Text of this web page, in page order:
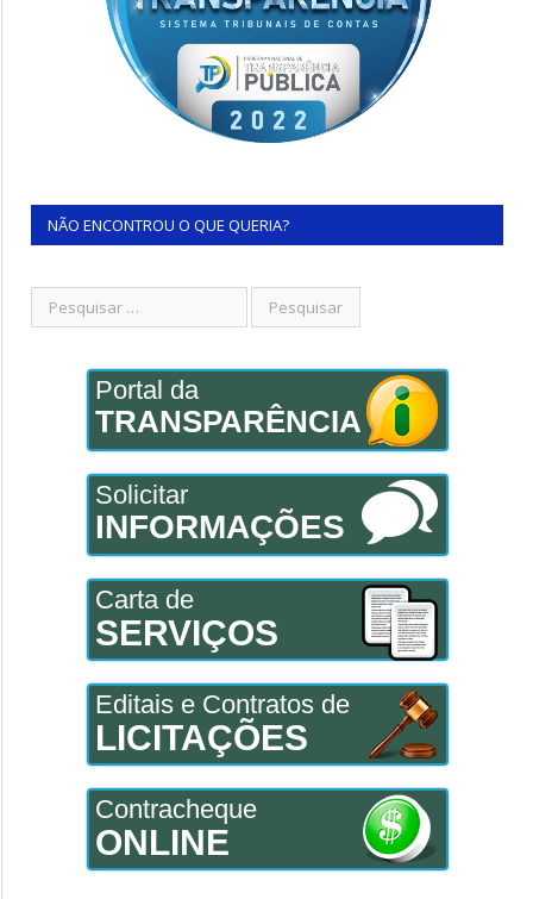
NÃO ENCONTROU O QUE QUERIA?
Portal da
TRANSPARÊNCIA
Solicitar
INFORMAÇÕES
Carta de
SERVIÇOS
Editais e Contratos de
LICITAÇÕES
Contracheque
ONLINE